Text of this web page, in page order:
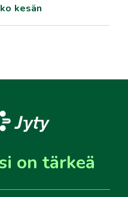
kesän
on tärkeä